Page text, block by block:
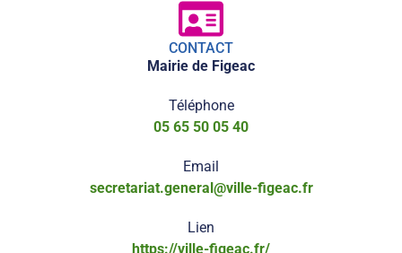
CONTACT
Mairie de Figeac
Téléphone
05 65 50 05 40
Email
secretariat.general@ville-figeac.fr
Lien
https://ville-figeac.fr/